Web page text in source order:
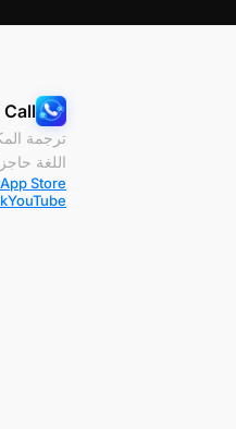
Call
ترجمة
اللغة
App Store
YouTube